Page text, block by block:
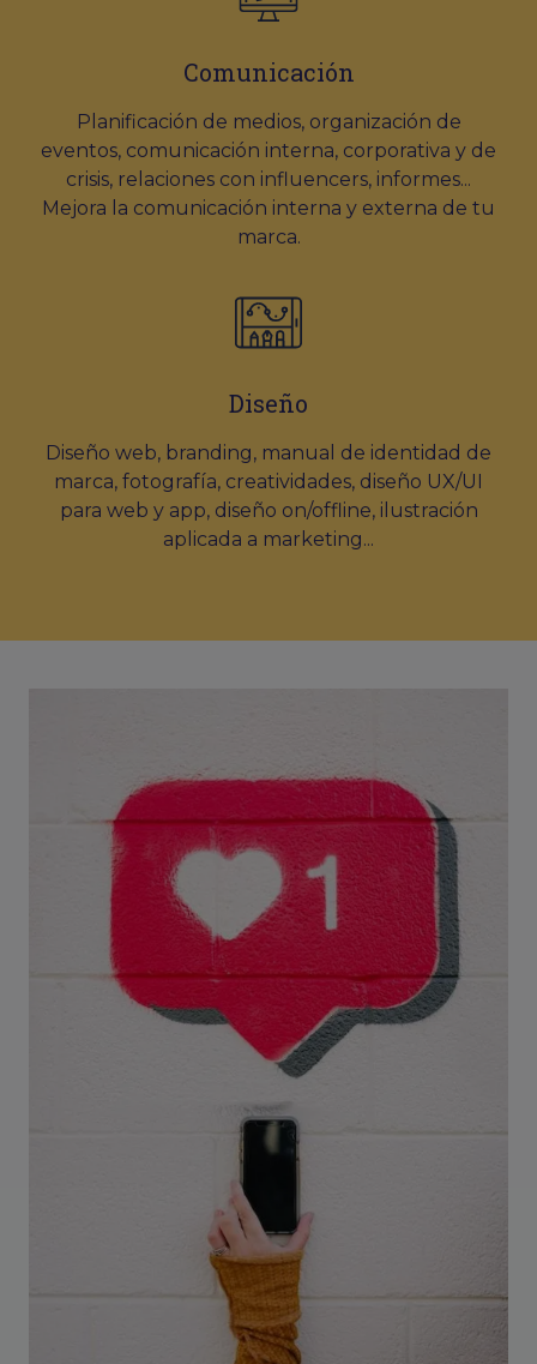
Comunicación
Planificación de medios, organización de
eventos, comunicación interna, corporativa y de
crisis, relaciones con influencers, informes...
Mejora la comunicación interna y externa de tu
marca.
Diseño
Diseño web, branding, manual de identidad de
marca, fotografía, creatividades, diseño UX/UI
para web y app, diseño on/offline, ilustración
aplicada a marketing...